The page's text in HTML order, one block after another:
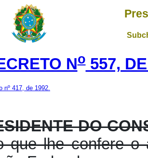
No557,
nº 417, de 1992.
DO
que lhe confere